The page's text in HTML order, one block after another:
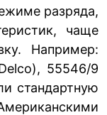
разряда,
чаще
Например:
55546/9
стандартную